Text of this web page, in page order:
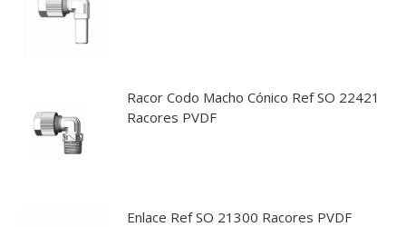
Racor Codo Macho Cónico Ref SO 22421
Racores PVDF
Enlace Ref SO 21300 Racores PVDF